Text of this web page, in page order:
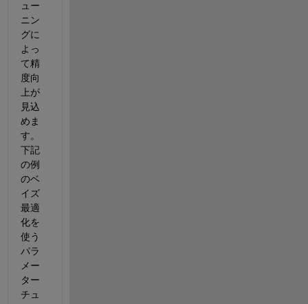
ュー
ニン
グに
よっ
て精
度向
上が
見込
めま
す。
下記
の例
のベ
イズ
最適
化を
使う
パラ
メー
ター
チュ